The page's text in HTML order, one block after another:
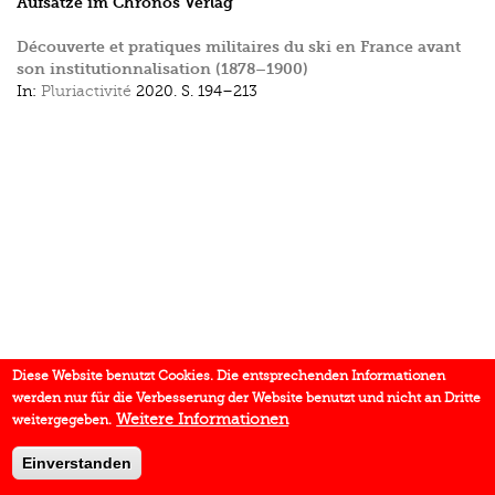
Découverte et pratiques militaires du ski en France avant
son institutionnalisation (1878–1900)
In: Pluriactivité 2020. S. 194–213
Diese Website benutzt Cookies. Die entsprechenden Informationen
werden nur für die Verbesserung der Website benutzt und nicht an Dritte
weitergegeben. Weitere Informationen
Einverstanden